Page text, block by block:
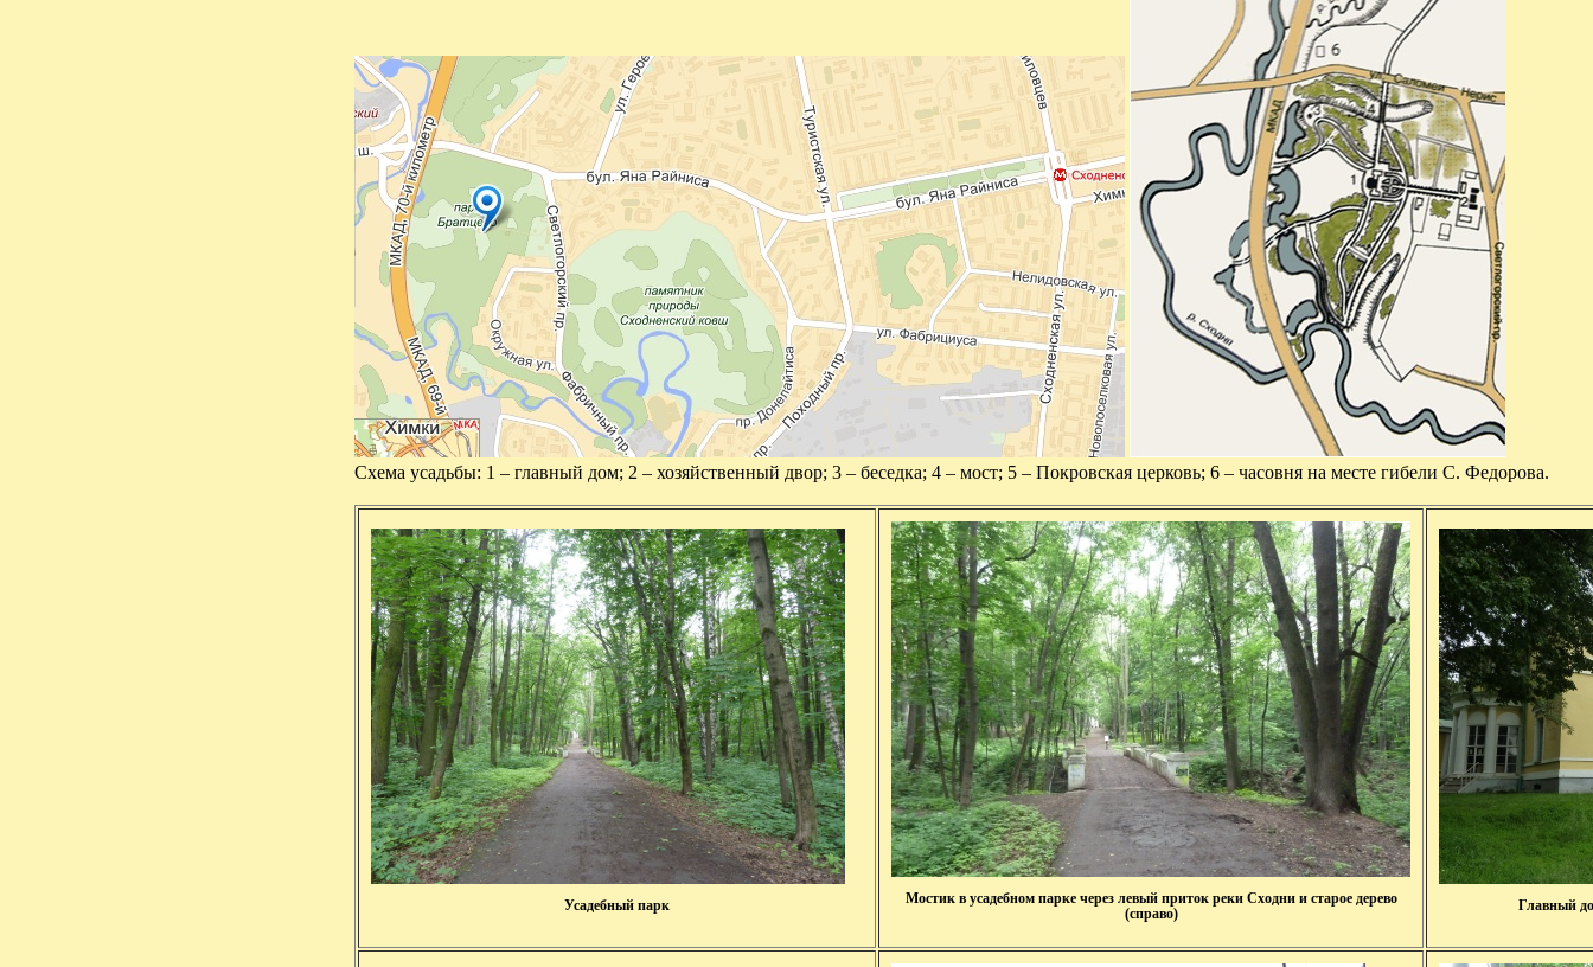
Схема усадьбы: 1 – главный дом; 2 – хозяйственный двор; 3 – беседка; 4 – мост; 5 – Покровская церковь; 6 – часовня на месте гибели С. Федорова.
Усадебный парк
Мостик в усадебном парке через левый приток реки Сходни и старое дерево
(справо)
Главный